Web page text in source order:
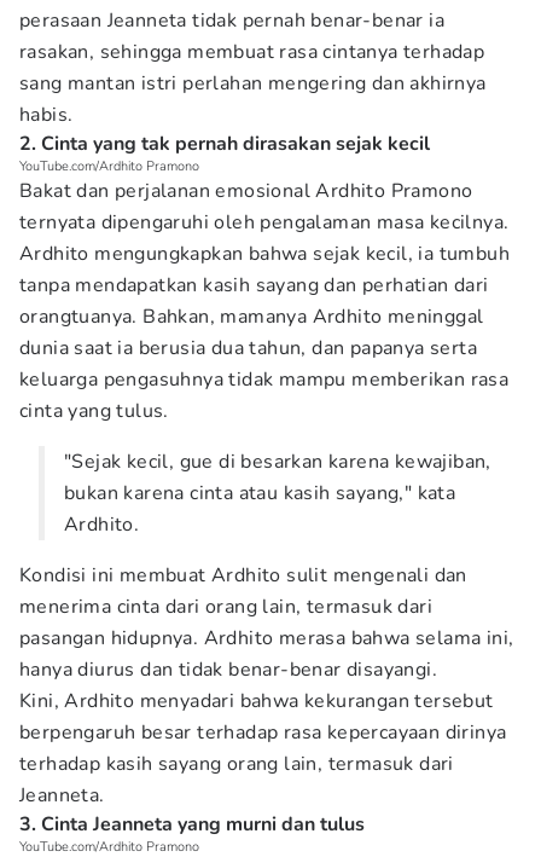
perasaan Jeanneta tidak pernah benar-benar ia
rasakan, sehingga membuat rasa cintanya terhadap
sang mantan istri perlahan mengering dan akhirnya
habis.
2. Cinta yang tak pernah dirasakan sejak kecil
YouTube.com/Ardhito Pramono
Bakat dan perjalanan emosional Ardhito Pramono
ternyata dipengaruhi oleh pengalaman masa kecilnya.
Ardhito mengungkapkan bahwa sejak kecil, ia tumbuh
tanpa mendapatkan kasih sayang dan perhatian dari
orangtuanya. Bahkan, mamanya Ardhito meninggal
dunia saat ia berusia dua tahun, dan papanya serta
keluarga pengasuhnya tidak mampu memberikan rasa
cinta yang tulus.
"Sejak kecil, gue di besarkan karena kewajiban,
bukan karena cinta atau kasih sayang," kata
Ardhito.
Kondisi ini membuat Ardhito sulit mengenali dan
menerima cinta dari orang lain, termasuk dari
pasangan hidupnya. Ardhito merasa bahwa selama ini,
hanya diurus dan tidak benar-benar disayangi.
Kini, Ardhito menyadari bahwa kekurangan tersebut
berpengaruh besar terhadap rasa kepercayaan dirinya
terhadap kasih sayang orang lain, termasuk dari
Jeanneta.
3. Cinta Jeanneta yang murni dan tulus
YouTube.com/Ardhito Pramono